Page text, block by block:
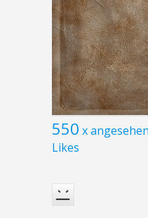
550 x angesehen
Likes